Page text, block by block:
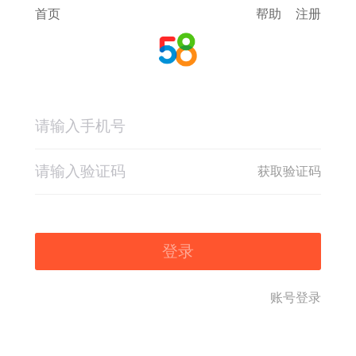
首页 帮助 注册
获取验证码
登录
账号登录